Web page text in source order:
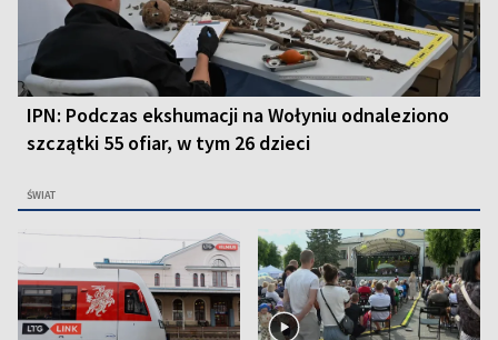
IPN: Podczas ekshumacji na Wołyniu odnaleziono
szczątki 55 ofiar, w tym 26 dzieci
ŚWIAT